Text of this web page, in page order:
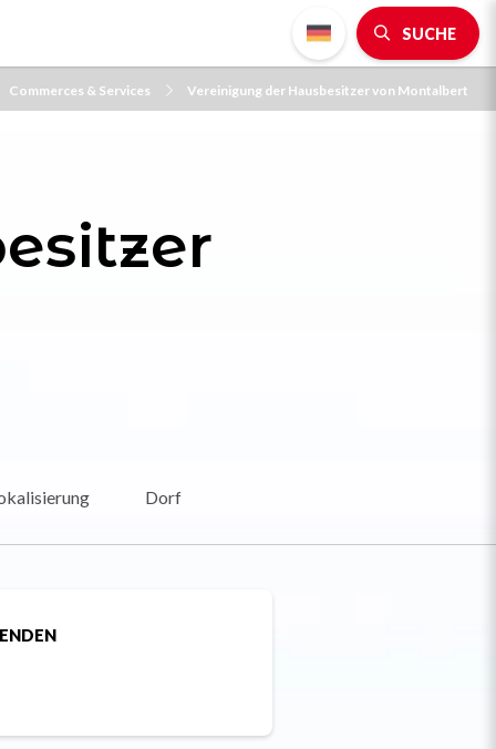
SUCHE
Commerces & Services Vereinigung der Hausbesitzer von Montalbert
Dorf